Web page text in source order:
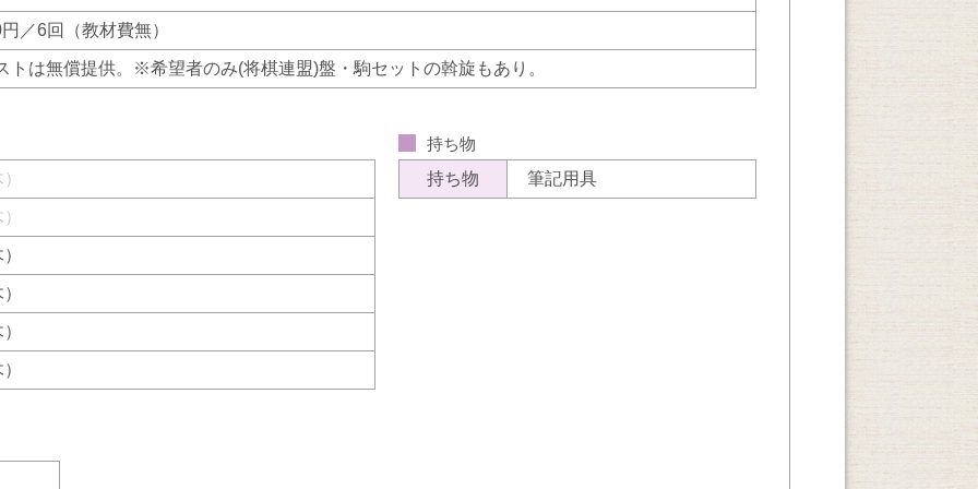
／6回（教材費無）
トは無償提供。※希望者のみ(将棋連盟)盤・駒セットの斡旋もあり。
持ち物
持ち物
筆記用具